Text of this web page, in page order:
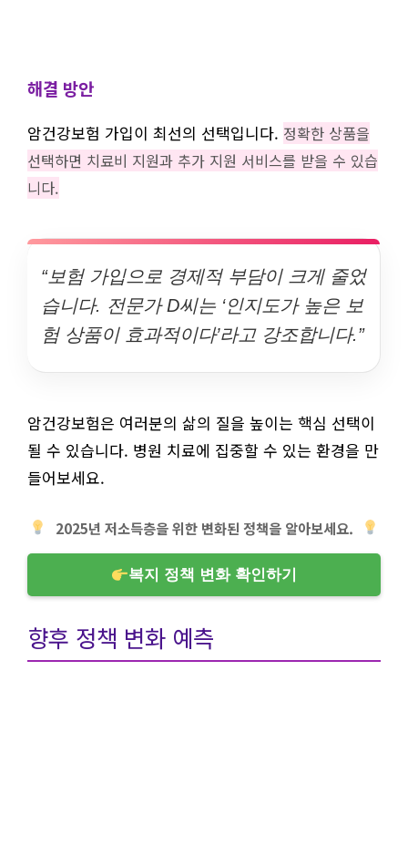
해결 방안
암건강보험 가입이 최선의 선택입니다. 정확한 상품을
선택하면 치료비 지원과 추가 지원 서비스를 받을 수 있습
니다.
“보험 가입으로 경제적 부담이 크게 줄었
습니다. 전문가 D씨는 ‘인지도가 높은 보
험 상품이 효과적이다’라고 강조합니다.”
암건강보험은 여러분의 삶의 질을 높이는 핵심 선택이
될 수 있습니다. 병원 치료에 집중할 수 있는 환경을 만
들어보세요.
2025년 저소득층을 위한 변화된 정책을 알아보세요.
복지 정책 변화 확인하기
향후 정책 변화 예측